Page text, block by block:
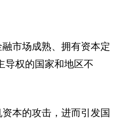
市场成熟、拥有资本定
导权的国家和地区不
本的攻击，进而引发国